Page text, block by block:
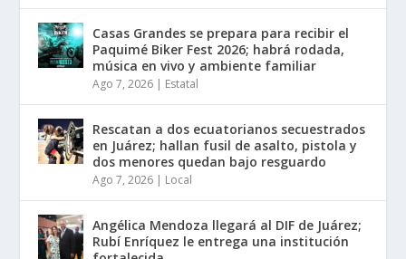
Casas Grandes se prepara para recibir el
Paquimé Biker Fest 2026; habrá rodada,
música en vivo y ambiente familiar
Ago 7, 2026 | Estatal
Rescatan a dos ecuatorianos secuestrados
en Juárez; hallan fusil de asalto, pistola y
dos menores quedan bajo resguardo
Ago 7, 2026 | Local
Angélica Mendoza llegará al DIF de Juárez;
Rubí Enríquez le entrega una institución